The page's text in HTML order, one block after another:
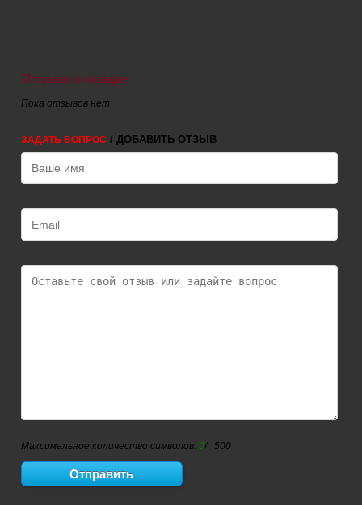
Отзывы о товаре
Пока отзывов нет
ЗАДАТЬ ВОПРОС / ДОБАВИТЬ ОТЗЫВ
Максимальное количество символов: 0/ 500